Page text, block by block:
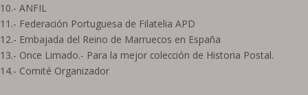
10.- ANFIL
11.- Federación Portuguesa de Filatelia APD
12.- Embajada del Reino de Marruecos en España
13.- Once Limado.- Para la mejor colección de Historia Postal.
14.- Comité Organizador